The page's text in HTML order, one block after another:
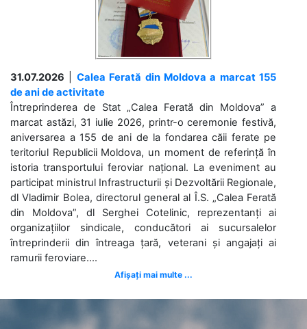
31.07.2026
Calea Ferată din Moldova a marcat 155
de ani de activitate
Întreprinderea de Stat „Calea Ferată din Moldova” a
marcat astăzi, 31 iulie 2026, printr-o ceremonie festivă,
aniversarea a 155 de ani de la fondarea căii ferate pe
teritoriul Republicii Moldova, un moment de referință în
istoria transportului feroviar național. La eveniment au
participat ministrul Infrastructurii și Dezvoltării Regionale,
dl Vladimir Bolea, directorul general al Î.S. „Calea Ferată
din Moldova”, dl Serghei Cotelinic, reprezentanți ai
organizațiilor sindicale, conducători ai sucursalelor
întreprinderii din întreaga țară, veterani și angajați ai
ramurii feroviare....
Afișați mai multe ...